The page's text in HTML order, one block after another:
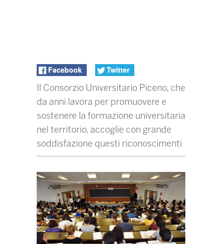
Facebook Twitter
Il Consorzio Universitario Piceno, che
da anni lavora per promuovere e
sostenere la formazione universitaria
nel territorio, accoglie con grande
soddisfazione questi riconoscimenti